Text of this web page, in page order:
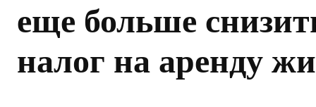
еще больше
налог на аренду